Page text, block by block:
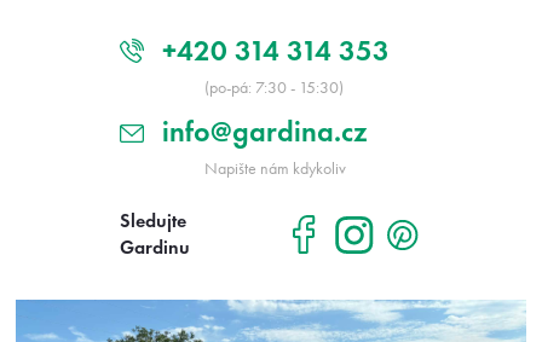
+420 314 314 353
(po-pá: 7:30 - 15:30)
info@gardina.cz
Napište nám kdykoliv
Sledujte
Gardinu